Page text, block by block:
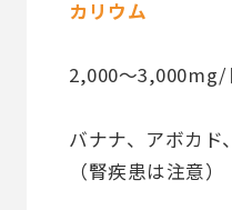
カリウム
2,000〜3,000mg/
バナナ、アボカド
（腎疾患は注意）